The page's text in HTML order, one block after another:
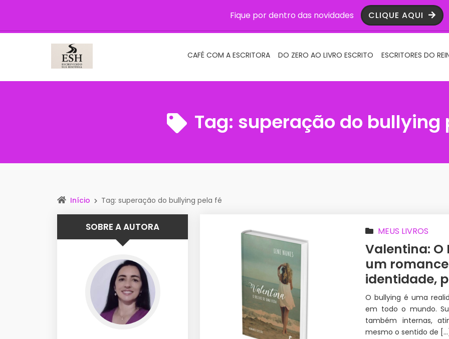
Fique por dentro das novidades CLIQUE AQUI
CAFÉ COM A ESCRITORA DO ZERO AO LIVRO ESCRITO ESCRITORES DO
Tag: superação do bullying
Início Tag: superação do bullying pela fé
MEUS LIVROS
Valentina: O
um
identidade,
O bullying é uma
em todo o mundo.
também internas,
mesmo o sentido de […]
SOBRE A AUTORA